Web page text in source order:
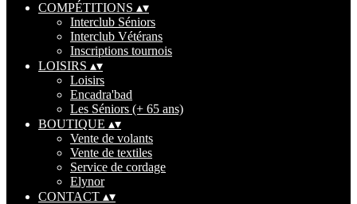
COMPÉTITIONS ▴▾
Interclub Séniors
Interclub Vétérans
Inscriptions tournois
LOISIRS ▴▾
Loisirs
Encadra'bad
Les Séniors (+ 65 ans)
BOUTIQUE ▴▾
Vente de volants
Vente de textiles
Service de cordage
Elynor
CONTACT ▴▾